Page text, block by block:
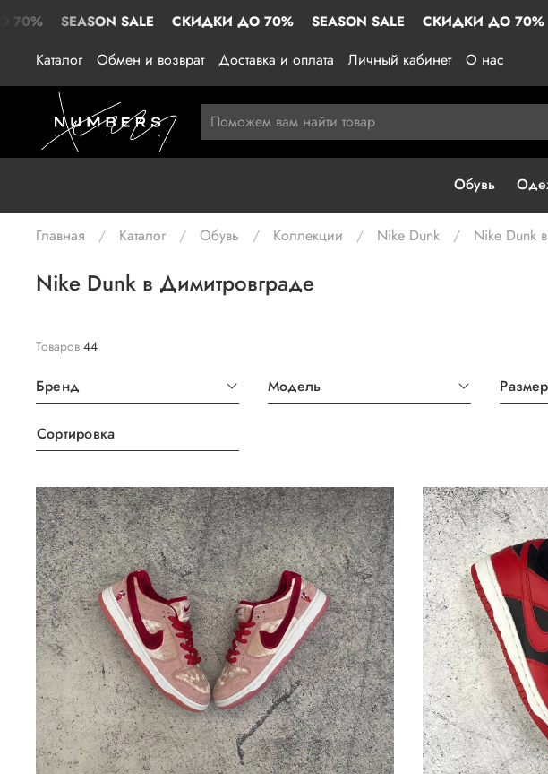
SALE СКИДКИ ДО 70% SEASON SALE СКИДКИ ДО 70%
Каталог Обмен и возврат Доставка и оплата Личный кабинет О нас
Обувь
Главная Каталог Обувь Коллекции Nike Dunk Nike Dunk
Nike Dunk в Димитровграде
Товаров 44
Сортировка
Бренд Модель